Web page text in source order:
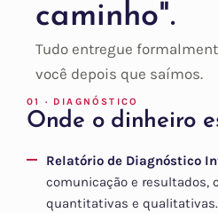
caminho".
Tudo entregue
você depois que saímos.
01 · DIAGNÓSTICO
Onde o dinheiro
Relatório de Diagnóstico
comunicação e resultados,
quantitativas e qualitativas.